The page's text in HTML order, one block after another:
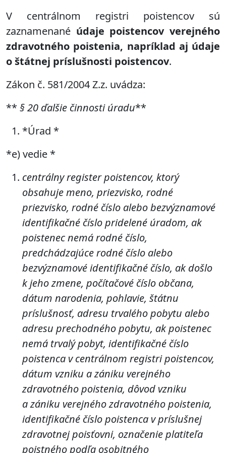
V centrálnom registri poistencov sú
zaznamenané údaje poistencov verejného
zdravotného poistenia, napríklad aj údaje
o štátnej príslušnosti poistencov.
Zákon č. 581/2004 Z.z. uvádza:
** § 20 ďalšie činnosti úradu**
*Úrad *
*e) vedie *
centrálny register poistencov, ktorý
obsahuje meno, priezvisko, rodné
priezvisko, rodné číslo alebo bezvýznamové
identifikačné číslo pridelené úradom, ak
poistenec nemá rodné číslo,
predchádzajúce rodné číslo alebo
bezvýznamové identifikačné číslo, ak došlo
k jeho zmene, počítačové číslo občana,
dátum narodenia, pohlavie, štátnu
príslušnosť, adresu trvalého pobytu alebo
adresu prechodného pobytu, ak poistenec
nemá trvalý pobyt, identifikačné číslo
poistenca v centrálnom registri poistencov,
dátum vzniku a zániku verejného
zdravotného poistenia, dôvod vzniku
a zániku verejného zdravotného poistenia,
identifikačné číslo poistenca v príslušnej
zdravotnej poisťovni, označenie platiteľa
poistného podľa osobitného